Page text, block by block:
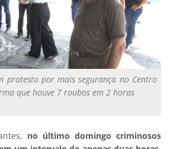
protesto por mais segurança no Centro
que houve 7 roubos em 2 horas
no último domingo criminosos